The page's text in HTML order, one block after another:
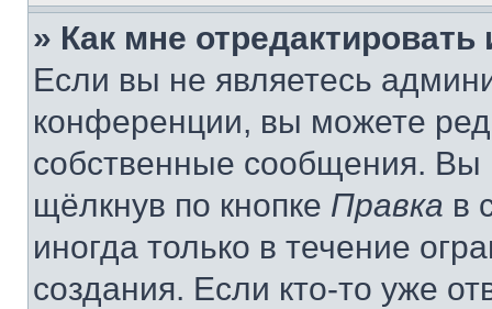
» Как мне
Если вы не являетесь
конференции, вы можете
собственные сообщения. Вы
щёлкнув по кнопке Правка в
иногда только в течение
создания. Если кто-то уже